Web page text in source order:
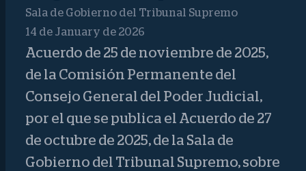
Sala de Gobierno del Tribunal Supremo
14 de January de 2026
Acuerdo de 25 de noviembre de 2025,
de la Comisión Permanente del
Consejo General del Poder Judicial,
por el que se publica el Acuerdo de 27
de octubre de 2025, de la Sala de
Gobierno del Tribunal Supremo, sobre